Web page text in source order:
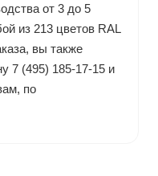
от 3 до 5
из 213 цветов RAL
вы также
7 (495) 185-17-15 и
по